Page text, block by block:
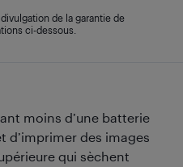
moins d’une batterie
d’imprimer des images
qui sèchent
de la garantie de
ci-dessous.